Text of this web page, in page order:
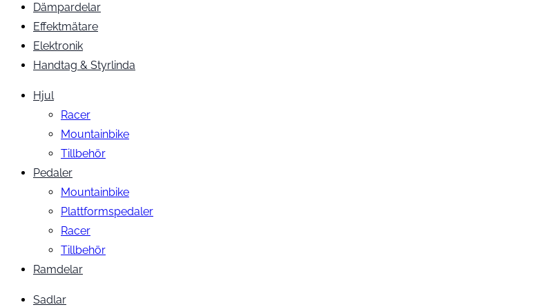
Dämpardelar
Effektmätare
Elektronik
Handtag & Styrlinda
Hjul
Racer
Mountainbike
Tillbehör
Pedaler
Mountainbike
Plattformspedaler
Racer
Tillbehör
Ramdelar
Sadlar